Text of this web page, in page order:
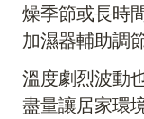
燥季節或長時
加濕器輔助調
溫度劇烈波動
盡量讓居家環